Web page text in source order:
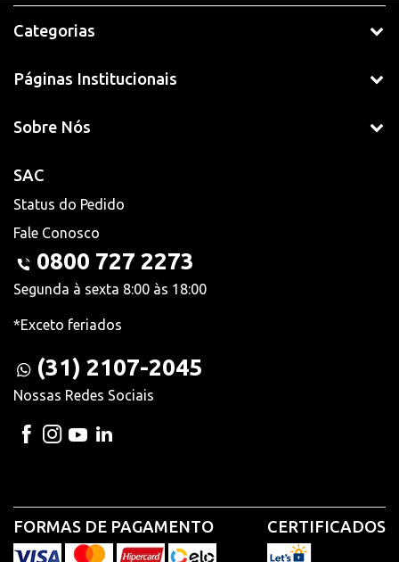
Categorias
Páginas Institucionais
Sobre Nós
SAC
Status do Pedido
Fale Conosco
0800 727 2273
Segunda à sexta 8:00 às 18:00
*Exceto feriados
(31) 2107-2045
Nossas Redes Sociais
FORMAS DE PAGAMENTO CERTIFICADOS